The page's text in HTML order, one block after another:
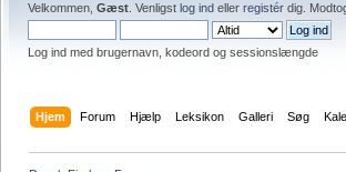
Velkommen, Gæst . Venligst log ind eller registér dig.
Log ind med brugernavn, kodeord og sessionslængde
Hjem Forum Hjælp Leksikon Galleri Søg